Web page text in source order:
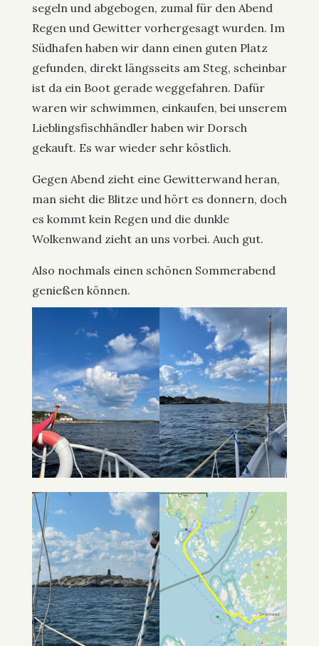
segeln und abgebogen, zumal für den Abend
Regen und Gewitter vorhergesagt wurden. Im
Südhafen haben wir dann einen guten Platz
gefunden, direkt längsseits am Steg, scheinbar
ist da ein Boot gerade weggefahren. Dafür
waren wir schwimmen, einkaufen, bei unserem
Lieblingsfischhändler haben wir Dorsch
gekauft. Es war wieder sehr köstlich.
Gegen Abend zieht eine Gewitterwand heran,
man sieht die Blitze und hört es donnern, doch
es kommt kein Regen und die dunkle
Wolkenwand zieht an uns vorbei. Auch gut.
Also nochmals einen schönen Sommerabend
genießen können.